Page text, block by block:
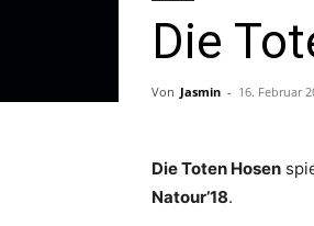
Die
Von Jasmin - 16. Februar
Die Toten Hosen
Natour’18.